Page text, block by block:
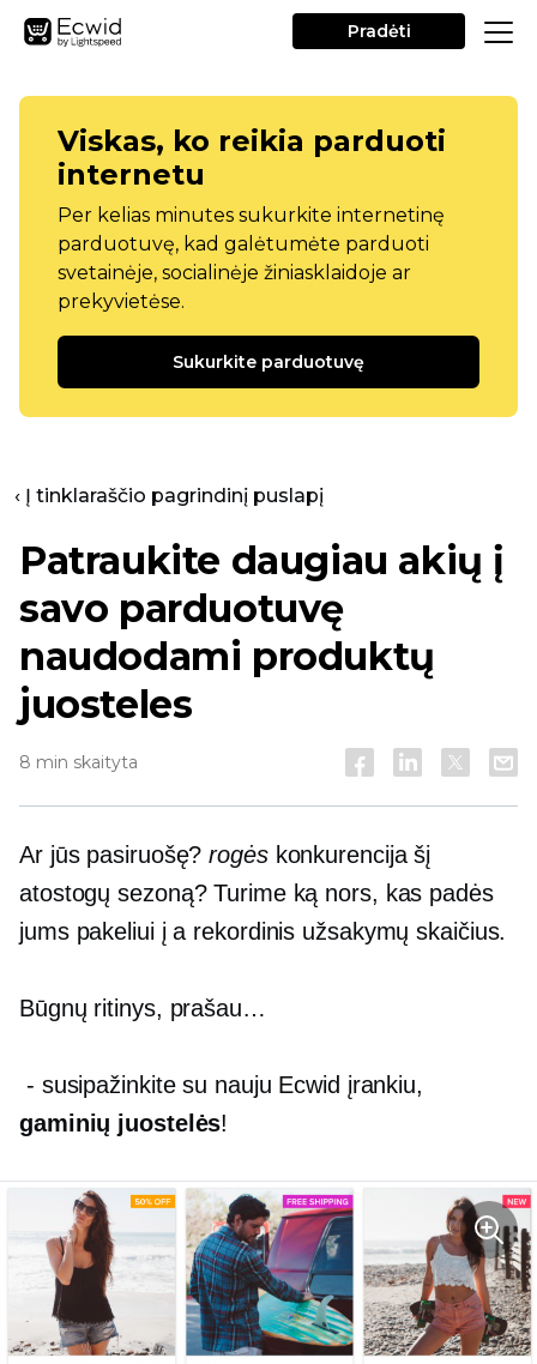
Pradėti
Viskas, ko reikia parduoti
internetu
Per kelias minutes sukurkite internetinę
parduotuvę, kad galėtumėte parduoti
svetainėje, socialinėje žiniasklaidoje ar
prekyvietėse.
Sukurkite parduotuvę
‹ Į tinklaraščio pagrindinį puslapį
Patraukite daugiau akių į
savo parduotuvę
naudodami produktų
juosteles
8 min skaityta
Ar jūs pasiruošę?rogėskonkurencija šį
atostogų sezoną? Turime ką nors, kas padės
jums pakeliui į a rekordinis užsakymų skaičius.
Būgnų ritinys, prašau…
- susipažinkite su nauju Ecwid įrankiu,
gaminių juostelės!